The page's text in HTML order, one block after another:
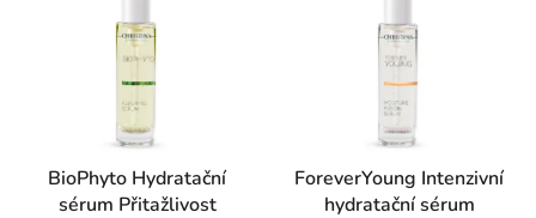
BioPhyto Hydratační
sérum Přitažlivost
ForeverYoung Intenzivní
hydratační sérum